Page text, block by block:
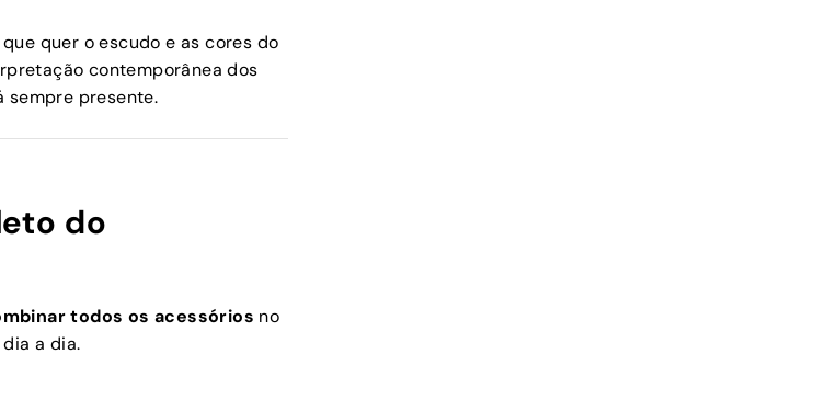
quer o escudo e as cores do
contemporânea dos
sempre presente.
do
todos os acessórios no
a dia.